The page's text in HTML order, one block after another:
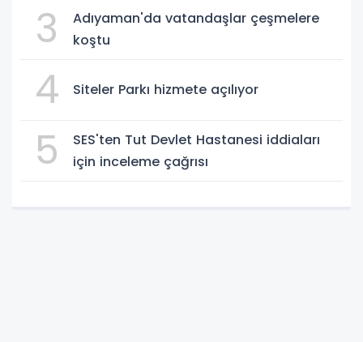
3
Adıyaman'da vatandaşlar çeşmelere
koştu
4 Siteler Parkı hizmete açılıyor
5
SES'ten Tut Devlet Hastanesi iddiaları
için inceleme çağrısı